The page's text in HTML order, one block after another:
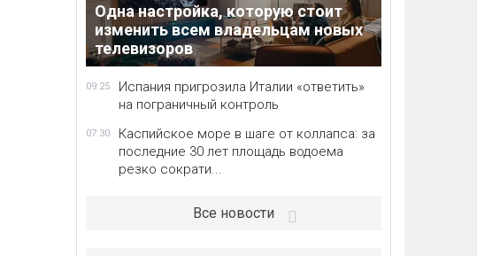
Одна настройка, которую стоит
изменить всем владельцам новых
телевизоров
09:25
Испания пригрозила Италии «ответить»
на пограничный контроль
07:30
Каспийское море в шаге от коллапса: за
последние 30 лет площадь водоема
резко сократи...
Все новости